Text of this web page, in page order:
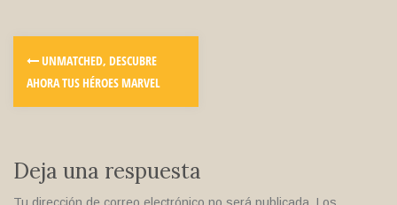
UNMATCHED, DESCUBRE
AHORA TUS HÉROES MARVEL
Deja una respuesta